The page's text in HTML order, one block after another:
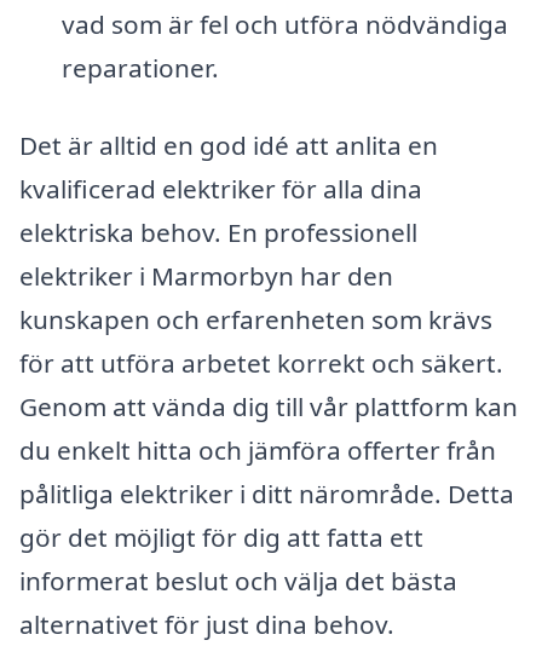
vad som är fel och utföra nödvändiga
reparationer.
Det är alltid en god idé att anlita en
kvalificerad elektriker för alla dina
elektriska behov. En professionell
elektriker i Marmorbyn har den
kunskapen och erfarenheten som krävs
för att utföra arbetet korrekt och säkert.
Genom att vända dig till vår plattform kan
du enkelt hitta och jämföra offerter från
pålitliga elektriker i ditt närområde. Detta
gör det möjligt för dig att fatta ett
informerat beslut och välja det bästa
alternativet för just dina behov.